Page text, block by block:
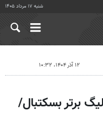
شنبه ۱۷ مرداد ۱۴۰۵
۱۲ آذر ۱۴۰۴، ۱۰:۳۲
برتر بسکتبال/